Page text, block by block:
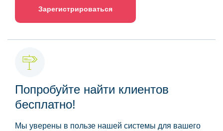
Зарегистрироваться
Попробуйте найти клиентов
бесплатно!
Мы уверены в пользе нашей системы для вашего